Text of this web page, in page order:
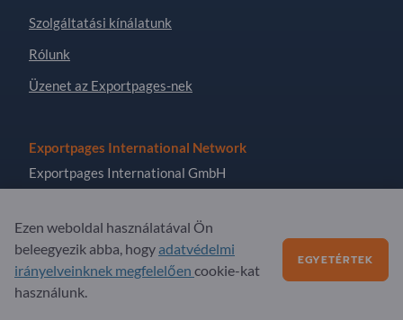
Szolgáltatási kínálatunk
Rólunk
Üzenet az Exportpages-nek
Exportpages International Network
Exportpages International GmbH
76307 Karlsbad
Germany
Ezen weboldal használatával Ön
beleegyezik abba, hogy adatvédelmi
irányelveinknek megfelelően cookie-kat
használunk.
EGYETÉRTEK